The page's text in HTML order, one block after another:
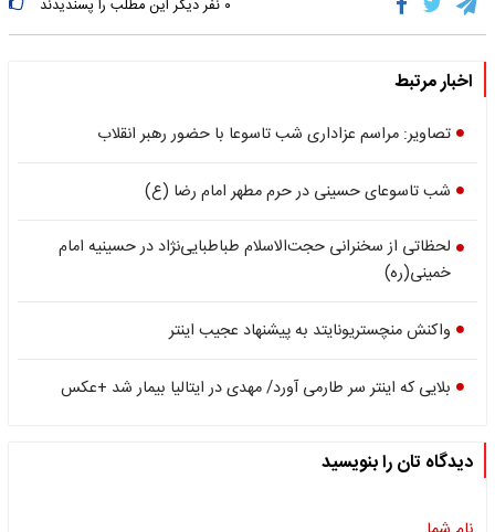
۰ نفر دیگر این مطلب را پسندیدند
اخبار مرتبط
تصاویر: مراسم عزاداری شب تاسوعا با حضور رهبر انقلاب
شب تاسوعای حسینی در حرم مطهر امام رضا (ع)
لحظاتی از سخنرانی حجت‌الاسلام طباطبایی‌نژاد در حسینیه امام
خمینی(ره)
واکنش منچستریونایتد به پیشنهاد عجیب اینتر
بلایی که اینتر سر طارمی آورد/ مهدی در ایتالیا بیمار شد +عکس
دیدگاه تان را بنویسید